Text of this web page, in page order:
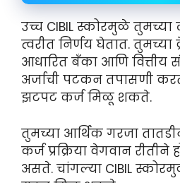
उच्च CIBIL स्कोरमुळे तुमच्या
त्वरीत निर्णय घेतात. तुमच्या
आधारित बँका आणि वित्तीय
अर्जाची पटकन तपासणी
झटपट कर्ज मिळू शकते.
तुमच्या आर्थिक गरजा
कर्ज प्रक्रिया वेगवान
असते. चांगल्या CIBIL